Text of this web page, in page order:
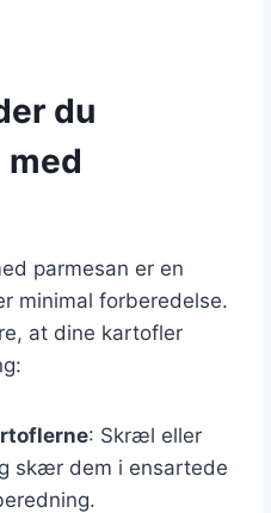
du
parmesan er en
minimal forberedelse.
at dine kartofler
: Skræl eller
skær dem i ensartede